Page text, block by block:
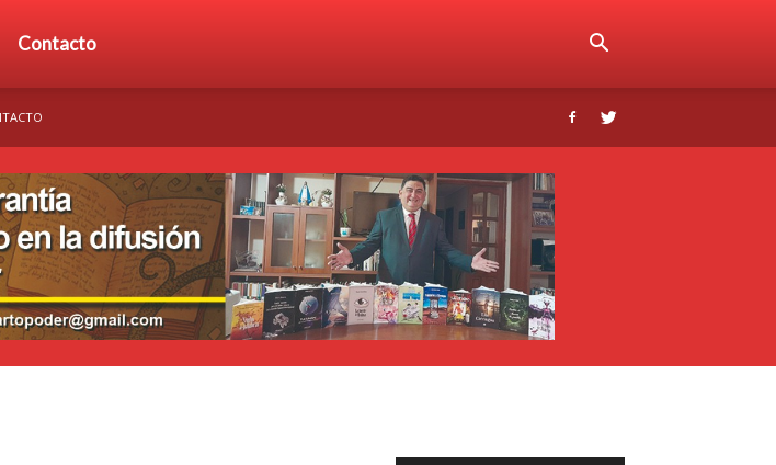
Contacto